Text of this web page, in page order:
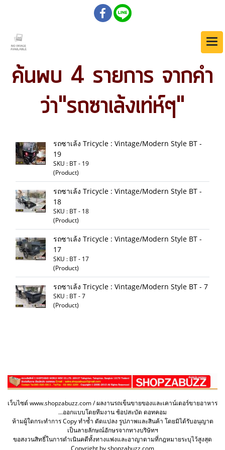
ค้นพบ 4 รายการ จากคำ
ว่า"รถซาเล้งเท่ห์ๆ"
รถซาเล้ง Tricycle : Vintage/Modern Style BT -
19
SKU : BT - 19
(Product)
รถซาเล้ง Tricycle : Vintage/Modern Style BT -
18
SKU : BT - 18
(Product)
รถซาเล้ง Tricycle : Vintage/Modern Style BT -
17
SKU : BT - 17
(Product)
รถซาเล้ง Tricycle : Vintage/Modern Style BT - 7
SKU : BT - 7
(Product)
เว็บไซต์ www.shopzabuzz.com / ผลงานรถเข็นขายของและเคาน์เตอร์ขายอาหาร
...ออกแบบโดยทีมงาน ช้อปสะบัด ดอทคอม
ห้ามผู้ใดกระทำการ Copy ทำซ้ำ ดัดแปลง รูปภาพและสินค้า โดยมิได้รับอนุญาต
เป็นลายลักษณ์อักษรจากทางบริษัทฯ
ขอสงวนสิทธิ์ในการดำเนินคดีทั้งทางแพ่งและอาญาตามที่กฎหมายระบุไว้สูงสุด
Copyright by shopzabuzz.com